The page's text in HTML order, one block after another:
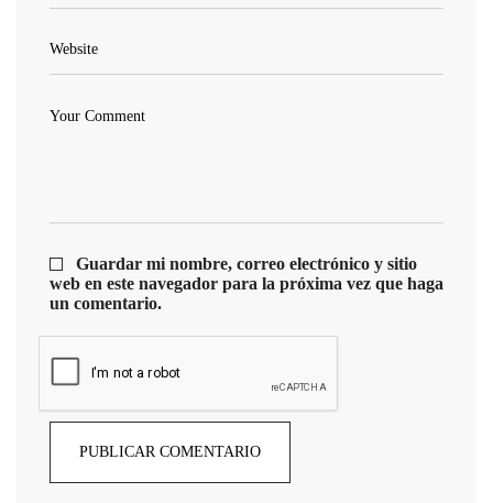
Guardar mi nombre, correo electrónico y sitio
web en este navegador para la próxima vez que haga
un comentario.